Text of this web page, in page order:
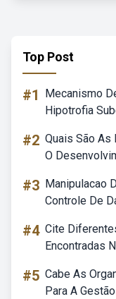
Top Post
#1
Mecanismo
Hipotrofia
#2 Quais São As
O
#3 Manipulacao
Controle De
#4 Cite
Encontradas
#5 Cabe As
Para A